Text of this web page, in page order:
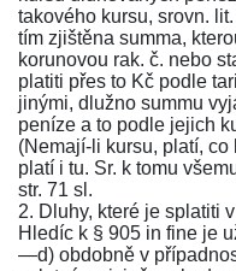
takového kursu, srovn.
tím zjištěna summa,
korunovou rak. č. nebo
platiti přes to Kč podle
jinými, dlužno summu
peníze a to podle jejich
(Nemají-li kursu, platí,
platí i tu. Sr. k tomu
str. 71 sl.
2. Dluhy, které je splatiti
Hledíc k § 905 in fine je
—d) obdobně v